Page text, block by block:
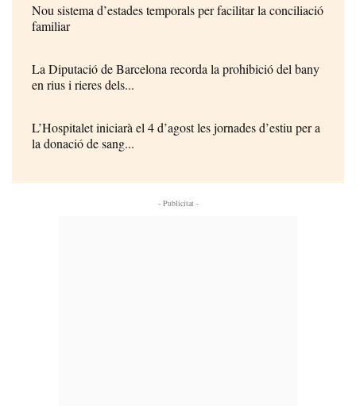
Nou sistema d’estades temporals per facilitar la conciliació
familiar
La Diputació de Barcelona recorda la prohibició del bany
en rius i rieres dels...
L’Hospitalet iniciarà el 4 d’agost les jornades d’estiu per a
la donació de sang...
- Publicitat -